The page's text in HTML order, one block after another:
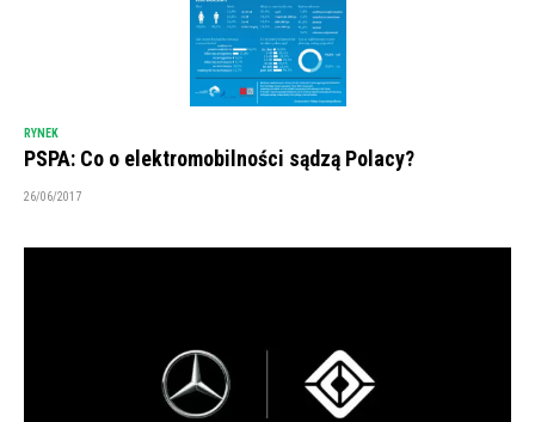
RYNEK
PSPA: Co o elektromobilności sądzą Polacy?
26/06/2017